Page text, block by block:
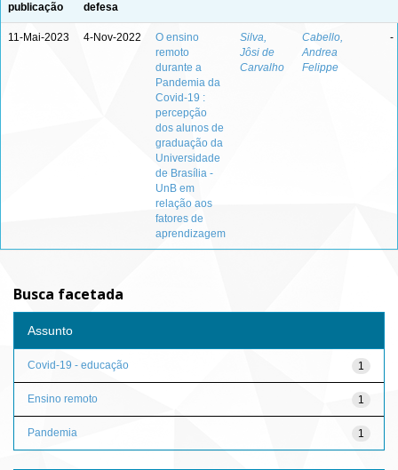
publicação
defesa
11-Mai-2023 4-Nov-2022
O ensino
remoto
durante a
Pandemia da
Covid-19 :
percepção
dos alunos de
graduação da
Universidade
de Brasília -
UnB em
relação aos
fatores de
aprendizagem
Silva,
Jôsi de
Carvalho
Cabello,
Andrea
Felippe
-
Busca facetada
Assunto
1
Covid-19 - educação
1
Ensino remoto
1
Pandemia